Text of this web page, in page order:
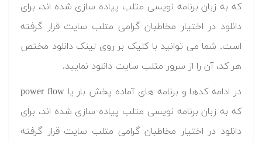
که به زبان برنامه نویسی متلب پیاده سازی شده اند، برای
دانلود در اختیار مخاطبان گرامی متلب سایت قرار گرفته
است. شما می توانید با کلیک بر روی لینک دانلود مختص
هر کد، آن را از سرور متلب سایت دانلود نمایید.‬
‫در ادامه کدها و برنامه های آماده پخش بار یا power flow
که به زبان برنامه نویسی متلب پیاده سازی شده اند، برای
دانلود در اختیار مخاطبان گرامی متلب سایت قرار گرفته